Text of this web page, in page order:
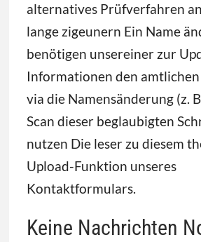
alternatives Prüfverfahren
lange zigeunern Ein Name
benötigen unsereiner zur
Informationen den
via die Namensänderung (z.
Scan dieser beglaubigten
nutzen Die leser zu diesem
Upload-Funktion unseres
Kontaktformulars.
Keine Nachrichten